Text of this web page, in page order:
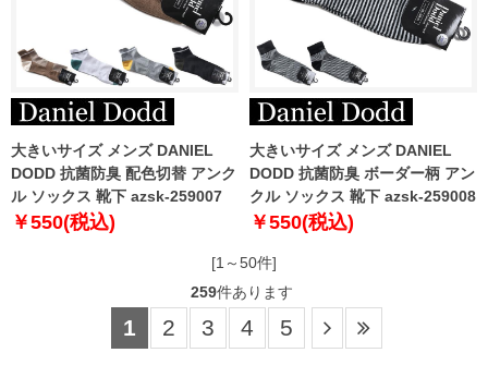
大きいサイズ メンズ DANIEL
DODD 抗菌防臭 配色切替 アンク
ル ソックス 靴下 azsk-259007
￥550(税込)
大きいサイズ メンズ DANIEL
DODD 抗菌防臭 ボーダー柄 アン
クル ソックス 靴下 azsk-259008
￥550(税込)
[1～50件]
259件あります
1 2 3 4 5